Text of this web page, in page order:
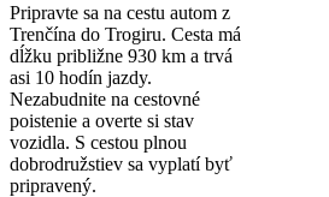
Pripravte sa na cestu autom z
Trenčína do Trogiru. Cesta má
dĺžku približne 930 km a trvá
asi 10 hodín jazdy.
Nezabudnite na cestovné
poistenie a overte si stav
vozidla. S cestou plnou
dobrodružstiev sa vyplatí byť
pripravený.